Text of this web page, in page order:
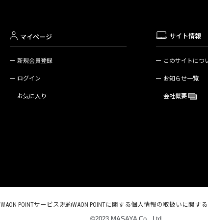
マイページ
新規会員登録
ログイン
お気に入り
サイト情報
このサイトにつ
お知らせ一覧
会社概要
WAON POINTサービス規約WAON POINTに関する個人情報の取扱いに関す